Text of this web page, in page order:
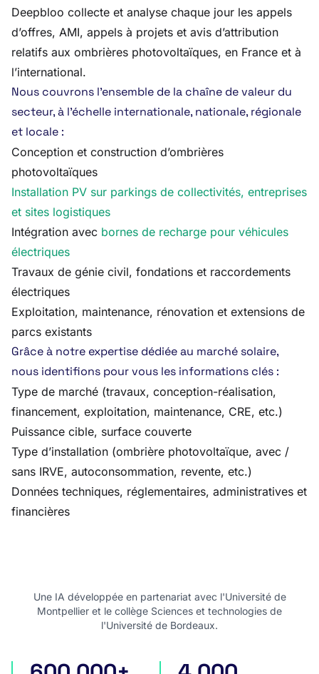
Deepbloo collecte et analyse chaque jour les appels
d’offres, AMI, appels à projets et avis d’attribution
relatifs aux ombrières photovoltaïques, en France et à
l’international.
Nous couvrons l’ensemble de la chaîne de valeur du
secteur, à l’échelle internationale, nationale, régionale
et locale :
Conception et construction d’ombrières
photovoltaïques
Installation PV sur parkings de collectivités, entreprises
et sites logistiques
Intégration avec bornes de recharge pour véhicules
électriques
Travaux de génie civil, fondations et raccordements
électriques
Exploitation, maintenance, rénovation et extensions de
parcs existants
Grâce à notre expertise dédiée au marché solaire,
nous identifions pour vous les informations clés :
Type de marché (travaux, conception-réalisation,
financement, exploitation, maintenance, CRE, etc.)
Puissance cible, surface couverte
Type d’installation (ombrière photovoltaïque, avec /
sans IRVE, autoconsommation, revente, etc.)
Données techniques, réglementaires, administratives et
financières
Une IA développée en partenariat avec l'Université de
Montpellier et le collège Sciences et technologies de
l'Université de Bordeaux.
appels d'offres en France appels d'offres